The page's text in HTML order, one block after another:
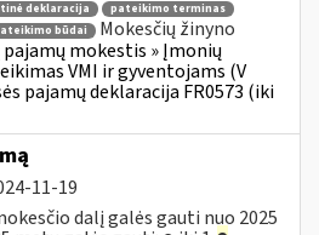
deklaracija
pateikimo terminas
būdai
Mokesčių žinyno
mokestis » Įmonių
VMI ir gyventojams (V
pajamų deklaracija FR0573 (iki
11-19
dalį galės gauti nuo 2025